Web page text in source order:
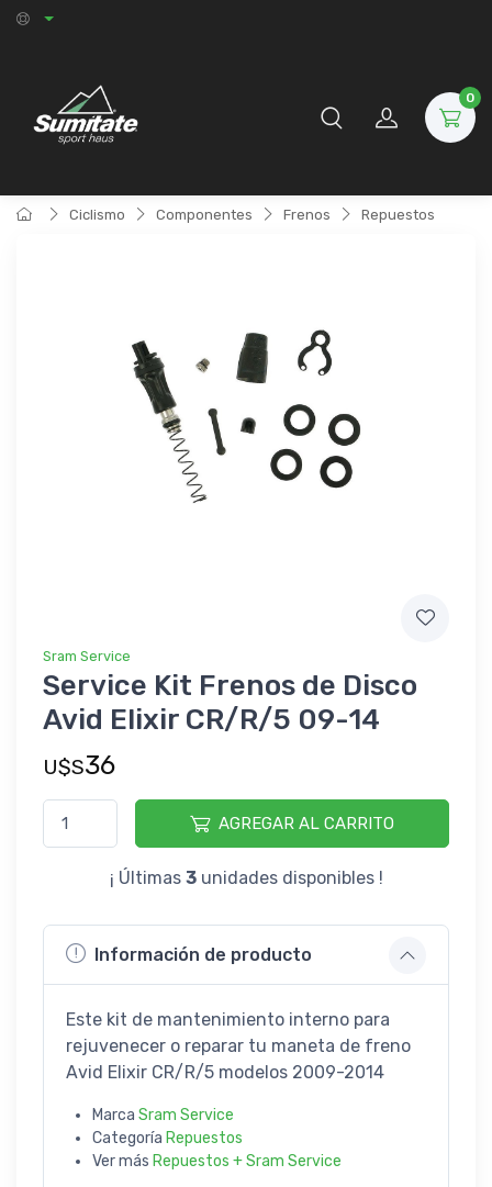
0
Ciclismo Componentes Frenos Repuestos
Sram Service
Service Kit Frenos de Disco
Avid Elixir CR/R/5 09-14
U$S36
AGREGAR AL CARRITO
¡ Últimas 3unidades disponibles !
Información de producto
Este kit de mantenimiento interno para
rejuvenecer o reparar tu maneta de freno
Avid Elixir CR/R/5 modelos 2009-2014
Marca Sram Service
Categoría Repuestos
Ver más Repuestos + Sram Service